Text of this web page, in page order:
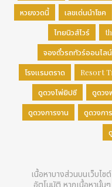
หวยงวดนี้
เลขเด่นนำโชค
ไทยนิวส์ไวร์
จองตั๋วรถทัวร์ออนไลน์
โรงแรมตราด
Resort
ดูดวงไพ่ยิปซี
ดูดวง
ดูดวงการงาน
ดูดวงกา
เนื้อหาบางส่วนบนเว็บไ